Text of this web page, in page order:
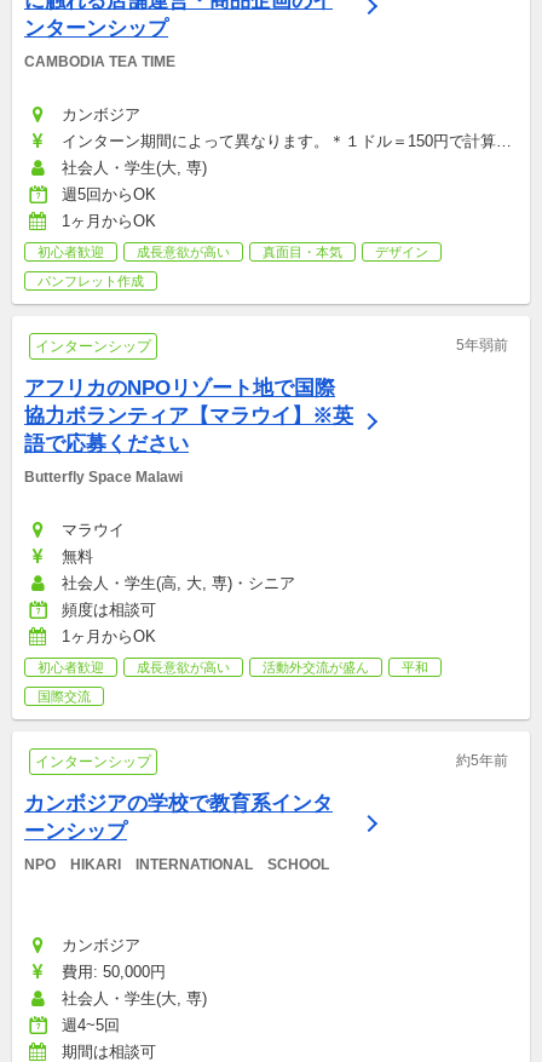
ンターンシップ
CAMBODIA TEA TIME
カンボジア
インターン期間によって異なります。＊１ドル＝150円で計算し
ています。：月給15,000〜45,000円
社会人・学生(大, 専)
週5回からOK
1ヶ月からOK
初心者歓迎 成長意欲が高い 真面目・本気
デザイン
パンフレット作成
インターンシップ 5年弱前
アフリカのNPOリゾート地で国際
協力ボランティア【マラウイ】※英
語で応募ください
Butterfly Space Malawi
マラウイ
無料
社会人・学生(高, 大, 専)・シニア
頻度は相談可
1ヶ月からOK
初心者歓迎 成長意欲が高い 活動外交流が盛ん
平和
国際交流
インターンシップ 約5年前
カンボジアの学校で教育系インタ
ーンシップ
NPO　HIKARI　INTERNATIONAL　SCHOOL
カンボジア
費用: 50,000円
社会人・学生(大, 専)
週4~5回
期間は相談可